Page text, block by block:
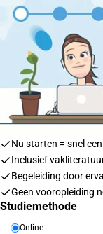
Nu starten = snel
Inclusief
Begeleiding door
Geen vooropleiding
Studiemethode
Online